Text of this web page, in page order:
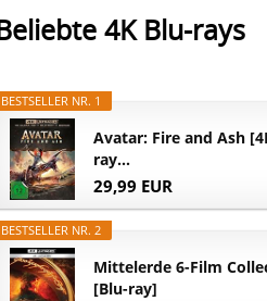
Beliebte 4K Blu-rays
BESTSELLER NR. 1
Avatar: Fire and Ash
ray...
29,99 EUR
BESTSELLER NR. 2
Mittelerde 6-Film
[Blu-ray]